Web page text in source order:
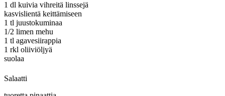
1 dl kuivia vihreitä linssejä
kasvislientä keittämiseen
1 tl juustokuminaa
1/2 limen mehu
1 tl agavesiirappia
1 rkl oliiviöljyä
suolaa
Salaatti